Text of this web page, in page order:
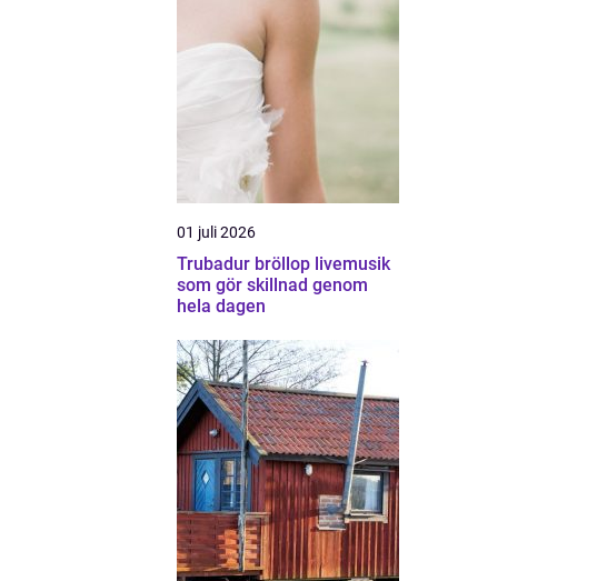
01 juli 2026
Trubadur bröllop livemusik
som gör skillnad genom
hela dagen